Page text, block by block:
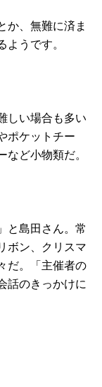
か、無難に済ま
うです。
しい場合も多い
ポケットチー
ど小物類だ。
と島田さん。常
ボン、クリスマ
だ。「主催者の
話のきっかけに